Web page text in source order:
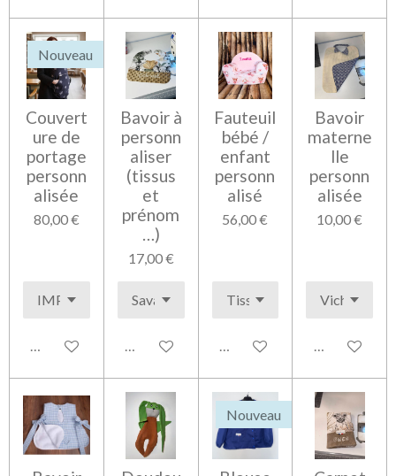
Nouveau
Couvert
ure de
portage
personn
alisée
80,00 €
Voir les détails
Bavoir à
personn
aliser
(tissus
et
prénom
…)
17,00 €
Voir les détails
Fauteuil
bébé /
enfant
personn
alisé
56,00 €
Voir les détails
Bavoir
materne
lle
personn
alisée
10,00 €
Voir les
Nouveau